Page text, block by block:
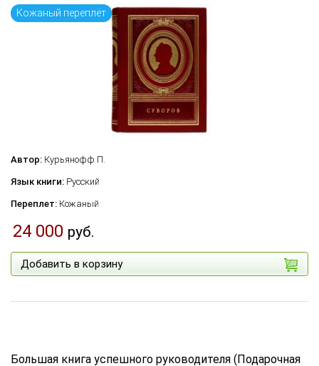
Кожаный переплёт
Автор: Курьянофф П.
Язык книги: Русский
Переплет: Кожаный
24 000 руб.
Добавить в корзину
Большая книга успешного руководителя (Подарочная